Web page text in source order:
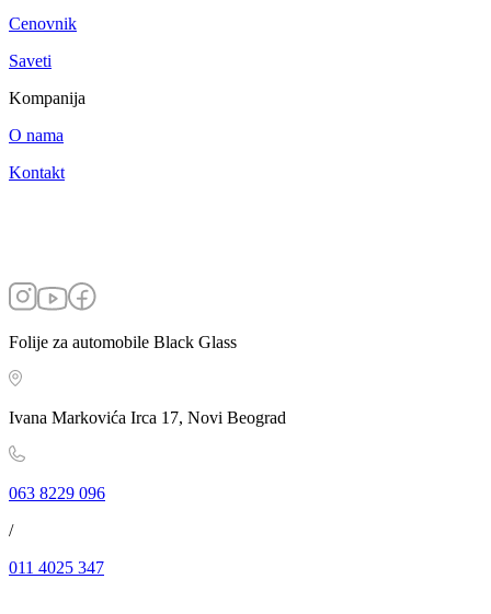
Cenovnik
Saveti
Kompanija
O nama
Kontakt
Folije za automobile Black Glass
Ivana Markovića Irca 17, Novi Beograd
063 8229 096
/
011 4025 347